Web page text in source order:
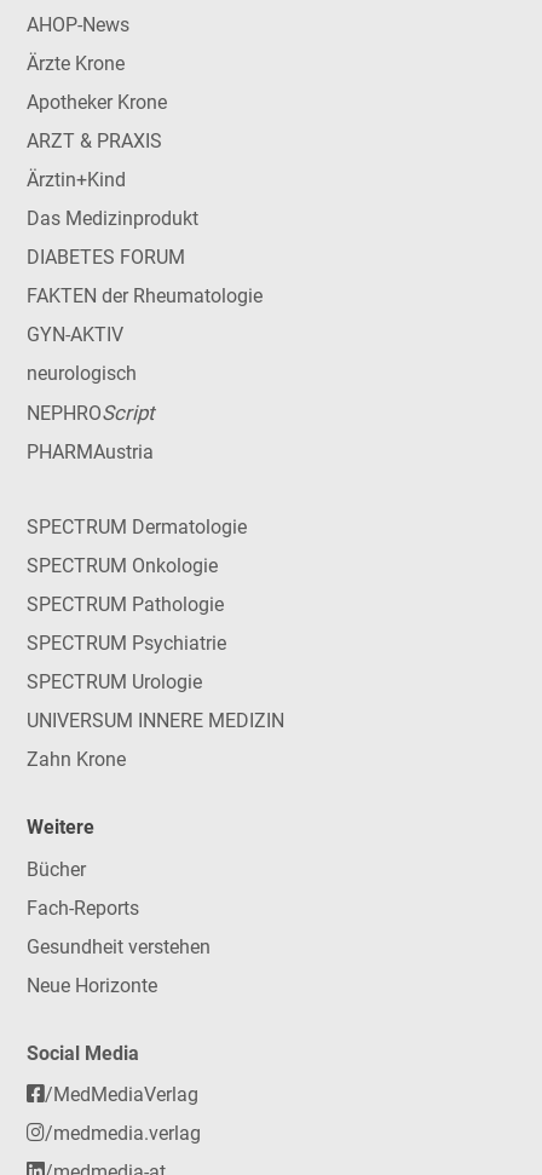
AHOP-News
Ärzte Krone
Apotheker Krone
ARZT & PRAXIS
Ärztin+Kind
Das Medizinprodukt
DIABETES FORUM
FAKTEN der Rheumatologie
GYN-AKTIV
neurologisch
NEPHROScript
PHARMAustria
SPECTRUM Dermatologie
SPECTRUM Onkologie
SPECTRUM Pathologie
SPECTRUM Psychiatrie
SPECTRUM Urologie
UNIVERSUM INNERE MEDIZIN
Zahn Krone
Weitere
Bücher
Fach-Reports
Gesundheit verstehen
Neue Horizonte
Social Media
/MedMediaVerlag
/medmedia.verlag